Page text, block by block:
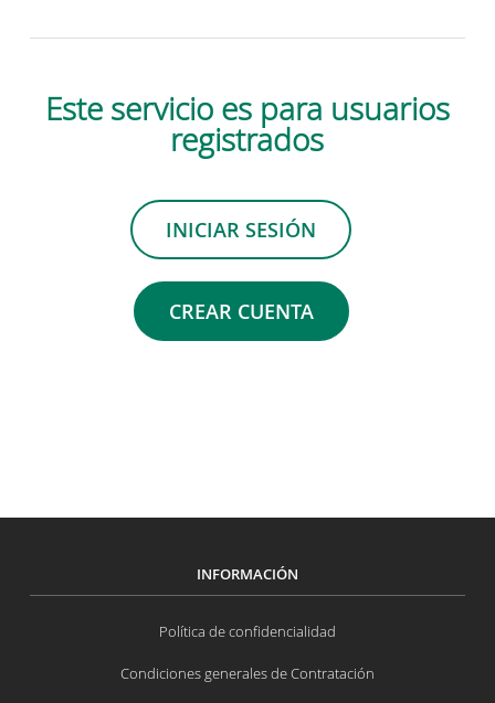
Este servicio es para usuarios
registrados
INICIAR SESIÓN
CREAR CUENTA
INFORMACIÓN
Política de confidencialidad
Condiciones generales de Contratación